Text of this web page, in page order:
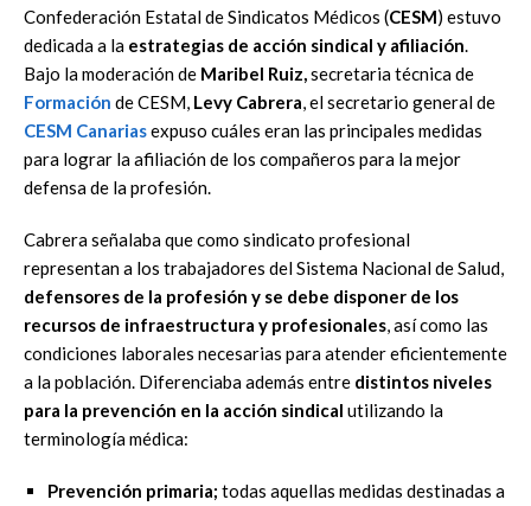
Confederación Estatal de Sindicatos Médicos (CESM) estuvo
dedicada a la estrategias de acción sindical y afiliación.
Bajo la moderación de Maribel Ruiz,secretaria técnica de
Formación de CESM, Levy Cabrera, el secretario general de
CESM Canariasexpuso cuáles eran las principales medidas
para lograr la afiliación de los compañeros para la mejor
defensa de la profesión.
Cabrera señalaba que como sindicato profesional
representan a los trabajadores del Sistema Nacional de Salud,
defensores de la profesión y se debe disponer de los
recursos de infraestructura y profesionales, así como las
condiciones laborales necesarias para atender eficientemente
a la población. Diferenciaba además entre distintos niveles
para la prevención en la acción sindical utilizando la
terminología médica:
Prevención primaria; todas aquellas medidas destinadas a